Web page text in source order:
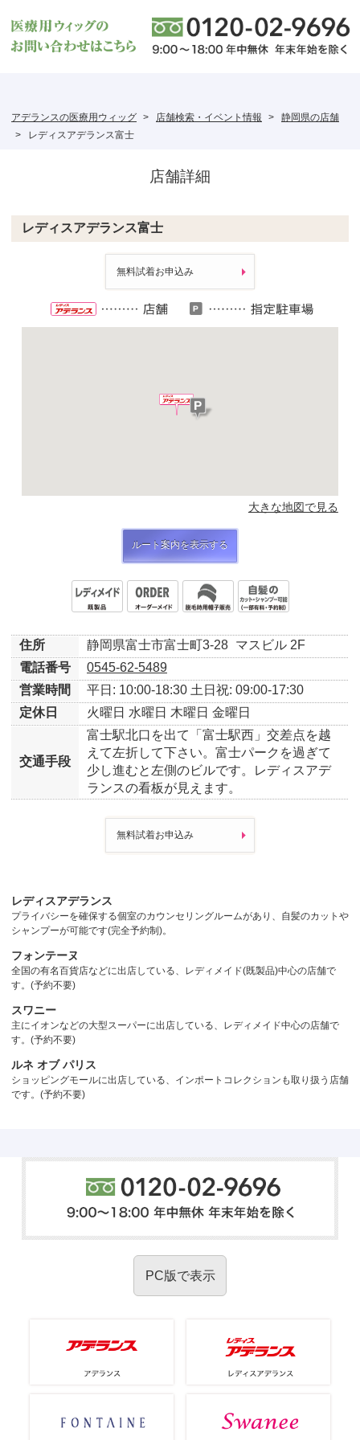
アデランスの医療用ウィッグ 店舗検索・イベント情報
静岡県の店舗
レディスアデランス富士
店舗詳細
レディスアデランス富士
無料試着お申込み
大きな地図で見る
ルート案内を表示する
住所 静岡県富士市富士町3-28 マスビル 2F
電話番号
0545-62-5489
営業時間
平日: 10:00-18:30 土日祝: 09:00-17:30
定休日
火曜日 水曜日 木曜日 金曜日
交通手段
富士駅北口を出て「富士駅西」交差点を越
えて左折して下さい。富士パークを過ぎて
少し進むと左側のビルです。レディスアデ
ランスの看板が見えます。
無料試着お申込み
レディスアデランス
プライバシーを確保する個室のカウンセリングルームがあり、自髪のカットや
シャンプーが可能です(完全予約制)。
フォンテーヌ
全国の有名百貨店などに出店している、レディメイド(既製品)中心の店舗で
す。(予約不要)
スワニー
主にイオンなどの大型スーパーに出店している、レディメイド中心の店舗で
す。(予約不要)
ルネ オブ パリス
ショッピングモールに出店している、インポートコレクションも取り扱う店舗
です。(予約不要)
PC版で表示